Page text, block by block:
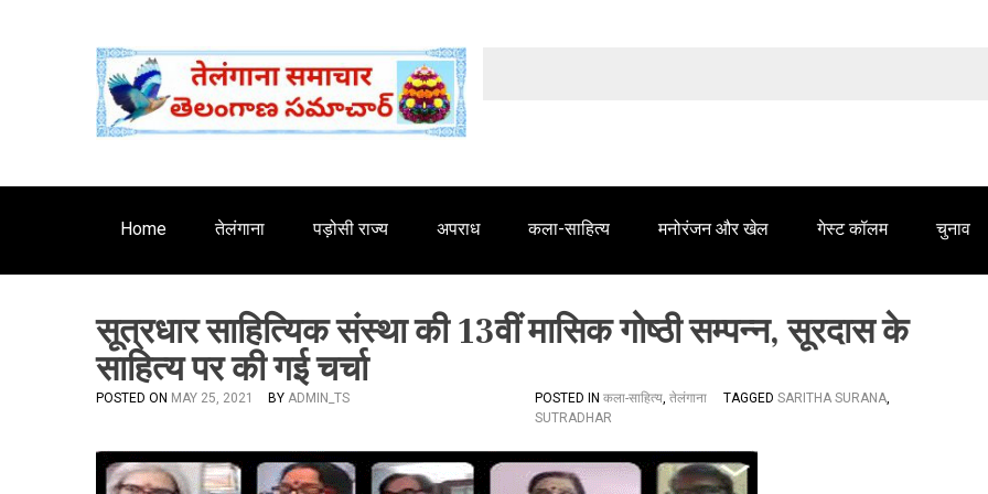
e
Home तेलंगाना पड़ोसी राज्य अपराध कला-साहित्य मनोरंजन और खेल गेस्ट कॉलम चुनाव
सूत्रधार साहित्यिक संस्था की 13वीं मासिक गोष्ठी सम्पन्न, सूरदास के
साहित्य पर की गई चर्चा
POSTED ON MAY 25, 2021 BY ADMIN_TS POSTED IN कला-साहित्य, तेलंगाना TAGGED SARITHA SURANA,
SUTRADHAR